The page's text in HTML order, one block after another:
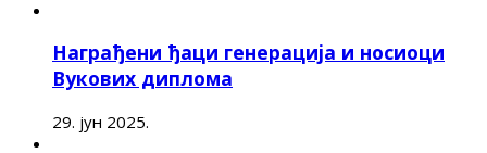
Награђени ђаци генерација и носиоци
Вукових диплома
29. јун 2025.